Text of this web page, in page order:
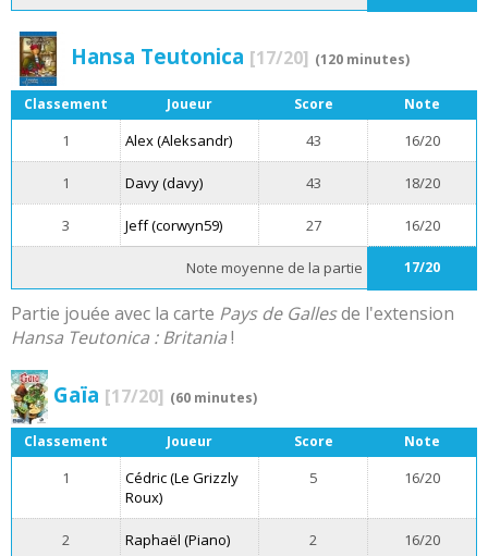
Hansa Teutonica [17/20] (120 minutes)
Classement Joueur Score Note
1 Alex (Aleksandr) 43 16/20
1 Davy (davy) 43 18/20
3 Jeff (corwyn59) 27 16/20
Note moyenne de la partie 17/20
Partie jouée avec la carte Pays de Gallesde l'extension
Hansa Teutonica : Britania!
Gaïa [17/20] (60 minutes)
Classement Joueur Score Note
1
Cédric (Le Grizzly
Roux)
5 16/20
2 Raphaël (Piano) 2 16/20